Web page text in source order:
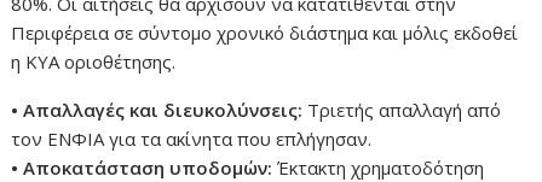
Περιφέρεια σε σύντομο χρονικό διάστημα και μόλις εκδοθεί
η ΚΥΑ οριοθέτησης.
• Απαλλαγές και διευκολύνσεις: Τριετής απαλλαγή από
τον ΕΝΦΙΑ για τα ακίνητα που επλήγησαν.
• Αποκατάσταση υποδομών: Έκτακτη χρηματοδότηση